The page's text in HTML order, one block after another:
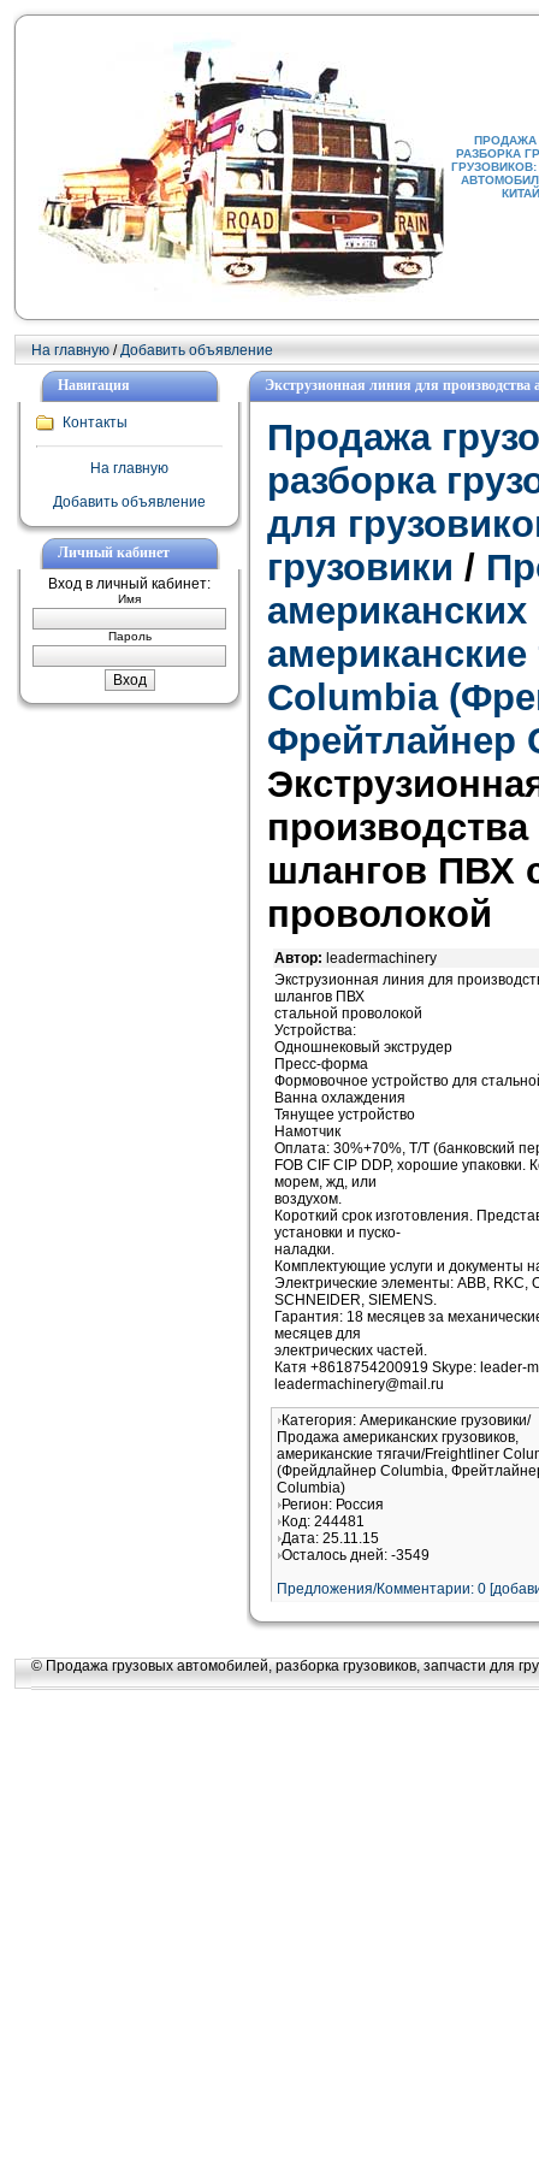
ПРОДАЖА
РАЗБОРКА
На главную /Добавить объявление
Навигация
Контакты
На главную
Добавить объявление
Личный кабинет
Вход в личный кабинет:
Имя
Пароль
Экструзионная линия для
Продажа
разборка
для
грузовики /
американских
американские
Columbia
Фрейтлайнер
шлангов ПВХ
проволокой
Автор: leadermachinery
Экструзионная линия для
шлангов ПВХ
стальной проволокой
Устройства:
Одношнековый экструдер
Пресс-форма
Формовочное устройство для
Ванна охлаждения
Тянущее устройство
Намотчик
Оплата: 30%+70%, T/T (банковский
FOB CIF CIP DDP, хорошие упаковки.
морем, жд, или
воздухом.
Короткий срок изготовления.
установки и пуско-
наладки.
Комплектующие услуги и документы
Электрические элементы: АВВ, RKC,
SCHNEIDER, SIEMENS.
Гарантия: 18 месяцев за
месяцев для
электрических частей.
Катя +8618754200919 Skype: leader-
leadermachinery@mail.ru
Категория: Американские грузовики/
Продажа американских грузовиков,
американские тягачи/Freightliner
(Фрейдлайнер Columbia,
Columbia)
Регион: Россия
Код: 244481
Дата: 25.11.15
Осталось дней: -3549
Предложения/Комментарии: 0
© Продажа грузовых автомобилей, разборка грузовиков, запчасти для